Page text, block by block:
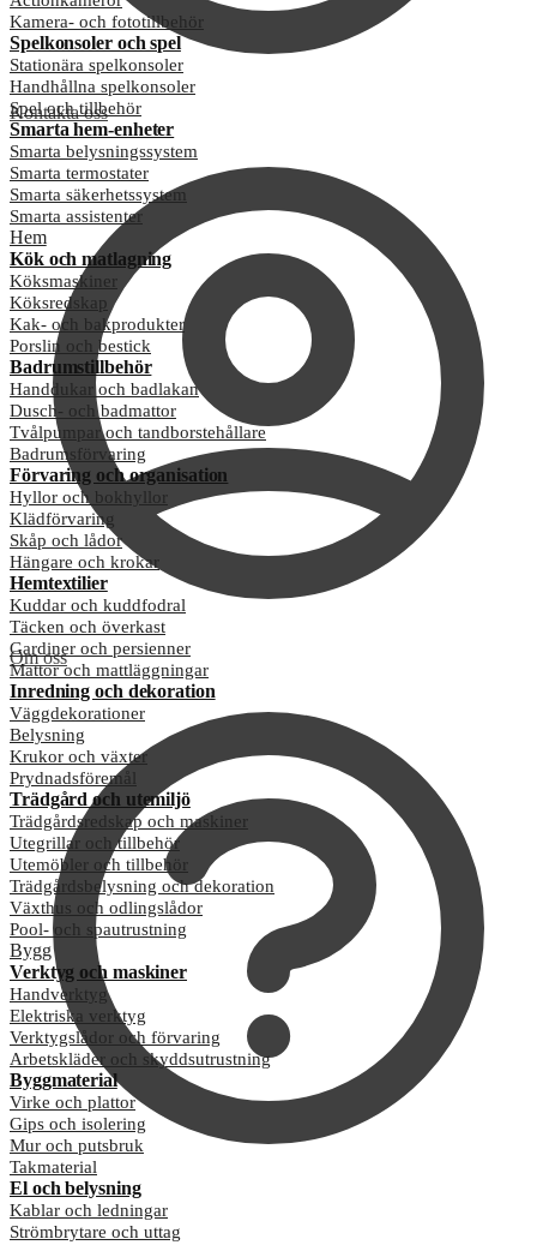
Kontakta oss
Om oss
Kamera- och fototillbehör
Spelkonsoler och spel
Stationära spelkonsoler
Handhållna spelkonsoler
Spel och tillbehör
Smarta hem-enheter
Smarta belysningssystem
Smarta termostater
Smarta säkerhetssystem
Smarta assistenter
Hem
Kök och matlagning
Köksmaskiner
Köksredskap
Kak- och bakprodukter
Porslin och bestick
Badrumstillbehör
Handdukar och badlakan
Dusch- och badmattor
Tvålpumpar och tandborstehållare
Badrumsförvaring
Förvaring och organisation
Hyllor och bokhyllor
Klädförvaring
Skåp och lådor
Hängare och krokar
Hemtextilier
Kuddar och kuddfodral
Täcken och överkast
Gardiner och persienner
Mattor och mattläggningar
Inredning och dekoration
Väggdekorationer
Belysning
Krukor och växter
Prydnadsföremål
Trädgård och utemiljö
Trädgårdsredskap och maskiner
Utegrillar och tillbehör
Utemöbler och tillbehör
Trädgårdsbelysning och dekoration
Växthus och odlingslådor
Pool- och spautrustning
Bygg
Verktyg och maskiner
Handverktyg
Elektriska verktyg
Verktygslådor och förvaring
Arbetskläder och skyddsutrustning
Byggmaterial
Virke och plattor
Gips och isolering
Mur och putsbruk
Takmaterial
El och belysning
Kablar och ledningar
Strömbrytare och uttag